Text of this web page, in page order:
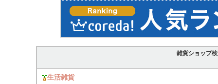
雑貨ショップ
生活雑貨